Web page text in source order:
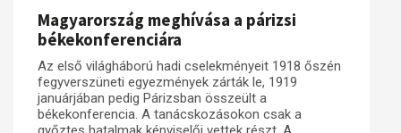
Magyarország meghívása a párizsi
békekonferenciára
Az első világháború hadi cselekményeit 1918 őszén
fegyverszüneti egyezmények zárták le, 1919
januárjában pedig Párizsban összeült a
békekonferencia. A tanácskozásokon csak a